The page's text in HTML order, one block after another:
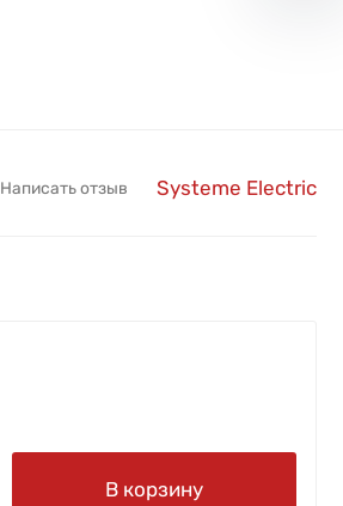
Написать отзыв Systeme Electric
В корзину